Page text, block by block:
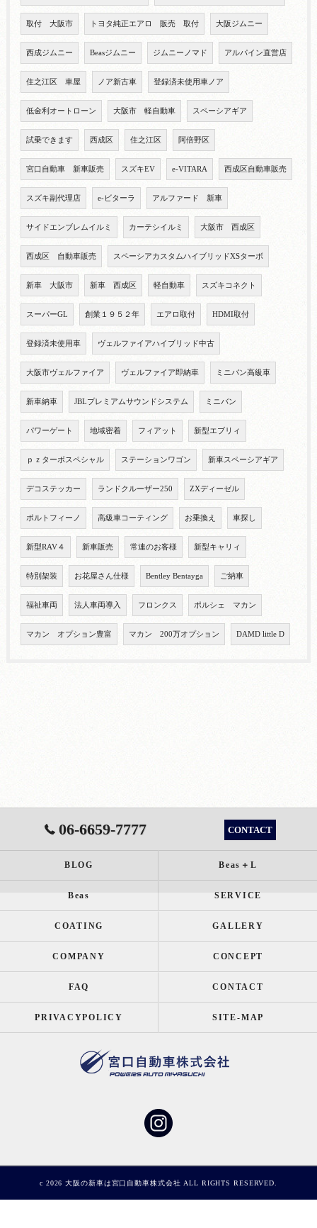
取付 大阪市 トヨタ純正エアロ 販売 取付 大阪ジムニー
西成ジムニー Beasジムニー ジムニーノマド アルパイン直営店
住之江区 車屋 ノア新古車 登録済未使用車ノア
低金利オートローン 大阪市 軽自動車 スペーシアギア
試乗できます 西成区 住之江区 阿倍野区
宮口自動車 新車販売 スズキEV e-VITARA 西成区自動車販売
スズキ副代理店 e-ビターラ アルファード 新車
サイドエンブレムイルミ カーテシイルミ 大阪市 西成区
西成区 自動車販売 スペーシアカスタムハイブリッドXSターボ
新車 大阪市 新車 西成区 軽自動車 スズキコネクト
スーパーGL 創業１９５２年 エアロ取付 HDMI取付
登録済未使用車 ヴェルファイアハイブリッド中古
大阪市ヴェルファイア ヴェルファイア即納車 ミニバン高級車
新車納車 JBLプレミアムサウンドシステム ミニバン
パワーゲート 地域密着 フィアット 新型エブリィ
ｐｚターボスペシャル ステーションワゴン 新車スペーシアギア
デコステッカー ランドクルーザー250 ZXディーゼル
ポルトフィーノ 高級車コーティング お乗換え 車探し
新型RAV４ 新車販売 常連のお客様 新型キャリィ
特別架装 お花屋さん仕様 Bentley Bentayga ご納車
福祉車両 法人車両導入 フロンクス ポルシェ マカン
マカン オプション豊富 マカン 200万オプション DAMD little D
06-6659-7777 CONTACT
BLOG Beas＋L
Beas SERVICE
COATING GALLERY
COMPANY CONCEPT
FAQ CONTACT
PRIVACYPOLICY SITE-MAP
c 2026 大阪の新車は宮口自動車株式会社 ALL RIGHTS RESERVED.